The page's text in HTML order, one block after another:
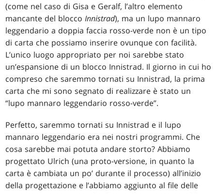
(come nel caso di Gisa e Geralf, l’altro elemento
mancante del bloccoInnistrad), ma un lupo mannaro
leggendario a doppia faccia rosso-verde non è un tipo
di carta che possiamo inserire ovunque con facilità.
L’unico luogo appropriato per noi sarebbe stato
un’espansione di un blocco Innistrad. Il giorno in cui ho
compreso che saremmo tornati su Innistrad, la prima
carta che mi sono segnato di realizzare è stato un
“lupo mannaro leggendario rosso-verde”.
Perfetto, saremmo tornati su Innistrad e il lupo
mannaro leggendario era nei nostri programmi. Che
cosa sarebbe mai potuta andare storto? Abbiamo
progettato Ulrich (una proto-versione, in quanto la
carta è cambiata un po’ durante il processo) all’inizio
della progettazione e l’abbiamo aggiunto al file delle